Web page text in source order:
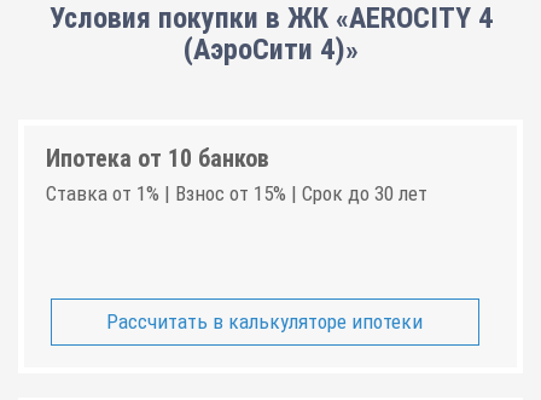
Условия покупки в ЖК «AEROCITY 4
(АэроСити 4)»
Ипотека от 10 банков
Ставка от 1% | Взнос от 15% | Срок до 30 лет
Рассчитать в калькуляторе ипотеки